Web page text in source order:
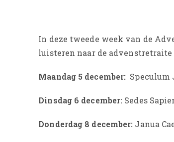
In deze tweede week van de
luisteren naar de
Maandag 5 december: Speculum
Dinsdag 6 december: Sedes
Donderdag 8 december: Janua